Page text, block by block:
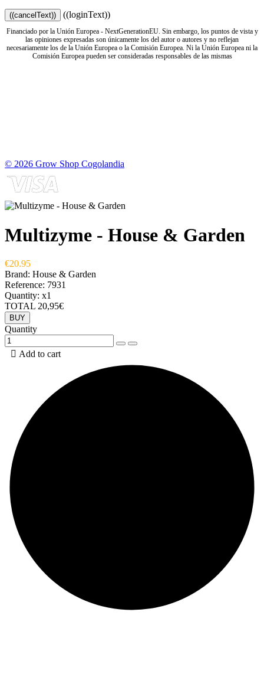
((cancelText)) ((loginText))
Financiado por la Unión Europea - NextGenerationEU. Sin embargo, los puntos de vista y
las opiniones expresadas son únicamente los del autor o autores y no reflejan
necesariamente los de la Unión Europea o la Comisión Europea. Ni la Unión Europea ni la
Comisión Europea pueden ser consideradas responsables de las mismas
© 2026 Grow Shop Cogolandia
Multizyme - House & Garden
€20.95
Brand: House & Garden
Reference: 7931
Quantity: x1
TOTAL 20,95€
BUY
Quantity
 Add to cart